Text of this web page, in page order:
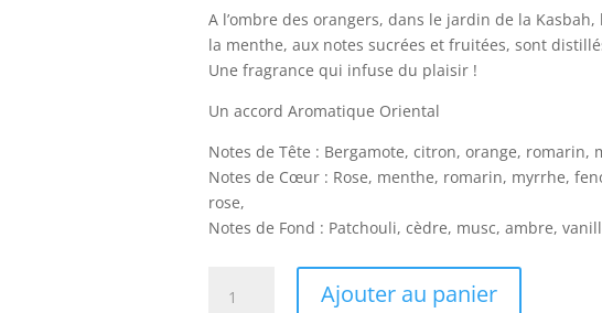
A l’ombre des orangers, dans le jardin de la
la menthe, aux notes sucrées et fruitées, sont
Une fragrance qui infuse du plaisir !
Un accord Aromatique Oriental
Notes de Tête : Bergamote, citron, orange, romarin,
Notes de Cœur : Rose, menthe, romarin, myrrhe,
rose,
Notes de Fond : Patchouli, cèdre, musc, ambre,
Ajouter au panier